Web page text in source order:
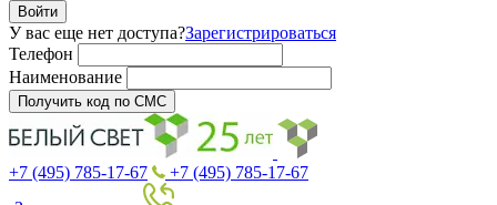
Войти
У вас еще нет доступа?Зарегистрироваться
Телефон
Наименование
Получить код по СМС
+7 (495) 785-17-67
+7 (495) 785-17-67